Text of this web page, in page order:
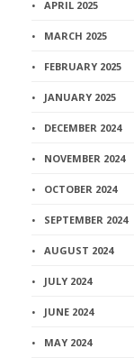
APRIL 2025
MARCH 2025
FEBRUARY 2025
JANUARY 2025
DECEMBER 2024
NOVEMBER 2024
OCTOBER 2024
SEPTEMBER 2024
AUGUST 2024
JULY 2024
JUNE 2024
MAY 2024